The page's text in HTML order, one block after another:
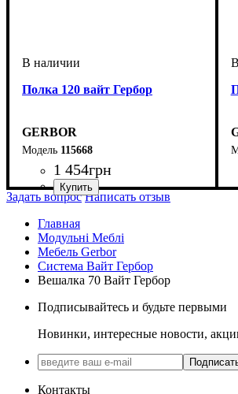
Полка 120 вайт Гербор
GERBOR
115668
1 454грн
Задать вопрос Написать отзыв
Главная
Модульні Меблі
Мебель Gerbor
Система Вайт Гербор
Вешалка 70 Вайт Гербор
Подписывайтесь и будьте первыми
Новинки, интересные новости,
Контакты